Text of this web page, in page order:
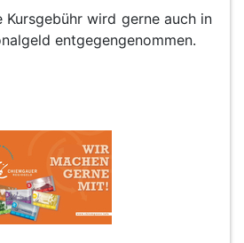
wird gerne auch in
entgegengenommen.